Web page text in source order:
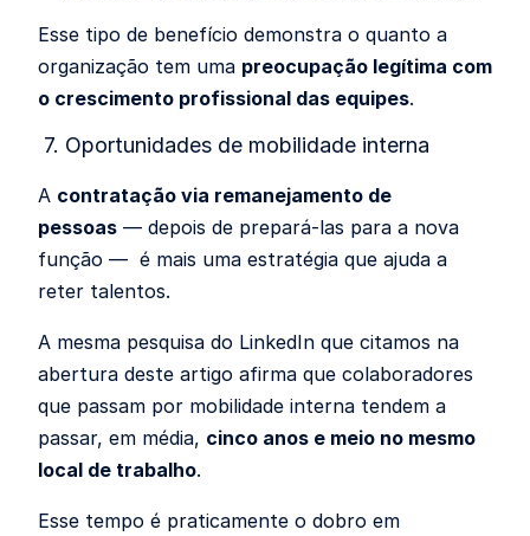
Esse tipo de benefício demonstra o quanto a
organização tem uma preocupação legítima com
o crescimento profissional das equipes.
7. Oportunidades de mobilidade interna
A contratação via remanejamento de
pessoas — depois de prepará-las para a nova
função — é mais uma estratégia que ajuda a
reter talentos.
A mesma pesquisa do LinkedIn que citamos na
abertura deste artigo afirma que colaboradores
que passam por mobilidade interna tendem a
passar, em média, cinco anos e meio no mesmo
local de trabalho.
Esse tempo é praticamente o dobro em